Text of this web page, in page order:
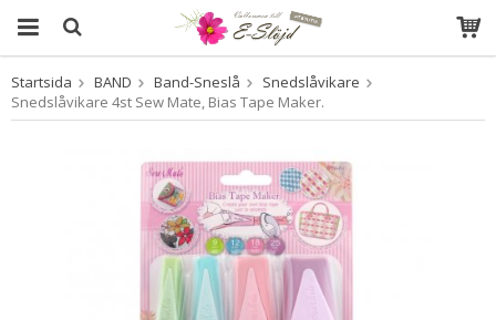
Produkten har blivit tillagd i varukorgen
Startsida BAND Band-Sneslå
Snedslåvikare
Snedslåvikare 4st Sew Mate, Bias Tape Maker.